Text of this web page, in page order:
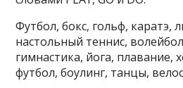
Футбол, бокс, гольф, каратэ,
настольный теннис,
гимнастика, йога, плавание,
футбол, боулинг, танцы,